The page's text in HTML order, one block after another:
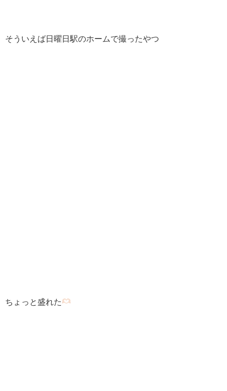
そういえば日曜日駅のホームで撮ったやつ
ちょっと盛れた